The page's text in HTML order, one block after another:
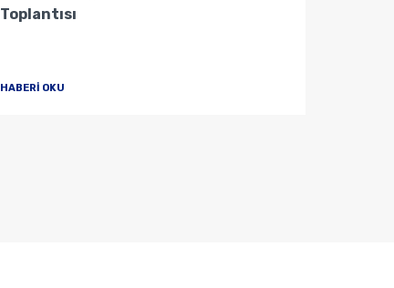
Toplantısı
HABERİ OKU